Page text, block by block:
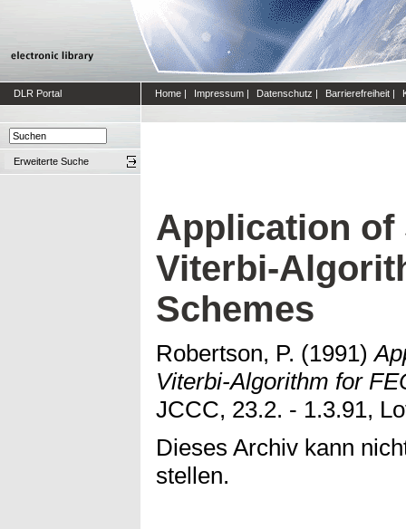
DLR Portal Home | Impressum | Datenschutz | Barrierefreiheit |
Erweiterte Suche
Application of
Viterbi-
Schemes
Robertson, P. (1991)
Viterbi-Algorithm for
JCCC, 23.2. - 1.3.91,
Dieses Archiv kann
stellen.